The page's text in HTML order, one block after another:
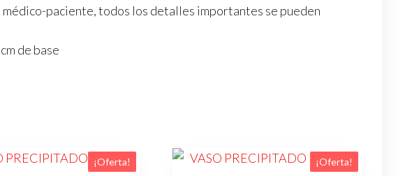
paciente, todos los detalles importantes se pueden
de base
¡Oferta! ¡Oferta!